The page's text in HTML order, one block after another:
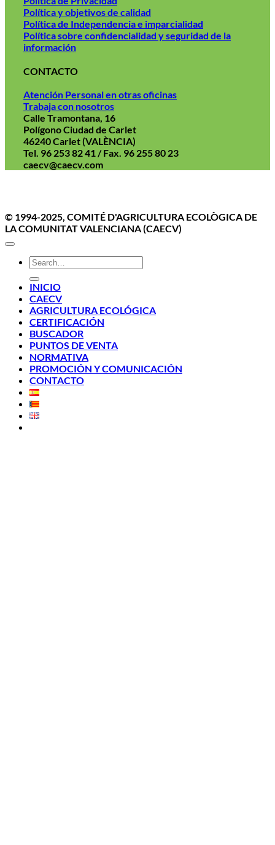
Política y objetivos de calidad
Política de Independencia e imparcialidad
Política sobre confidencialidad y seguridad de la
información
CONTACTO
Atención Personal en otras oficinas
Trabaja con nosotros
Calle Tramontana, 16
Polígono Ciudad de Carlet
46240 Carlet (VALÈNCIA)
Tel. 96 253 82 41 / Fax. 96 255 80 23
caecv@caecv.com
© 1994-2025, COMITÉ D'AGRICULTURA ECOLÒGICA DE
LA COMUNITAT VALENCIANA (CAECV)
INICIO
CAECV
AGRICULTURA ECOLÓGICA
CERTIFICACIÓN
BUSCADOR
PUNTOS DE VENTA
NORMATIVA
PROMOCIÓN Y COMUNICACIÓN
CONTACTO